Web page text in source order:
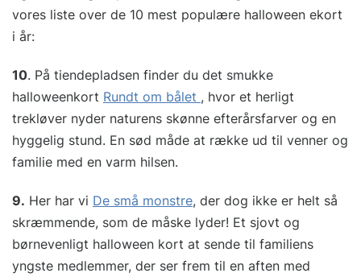
vores liste over de 10 mest populære halloween ekort
i år:
10. På tiendepladsen finder du det smukke
halloweenkort Rundt om bålet , hvor et herligt
trekløver nyder naturens skønne efterårsfarver og en
hyggelig stund. En sød måde at række ud til venner og
familie med en varm hilsen.
9. Her har vi De små monstre, der dog ikke er helt så
skræmmende, som de måske lyder! Et sjovt og
børnevenligt halloween kort at sende til familiens
yngste medlemmer, der ser frem til en aften med